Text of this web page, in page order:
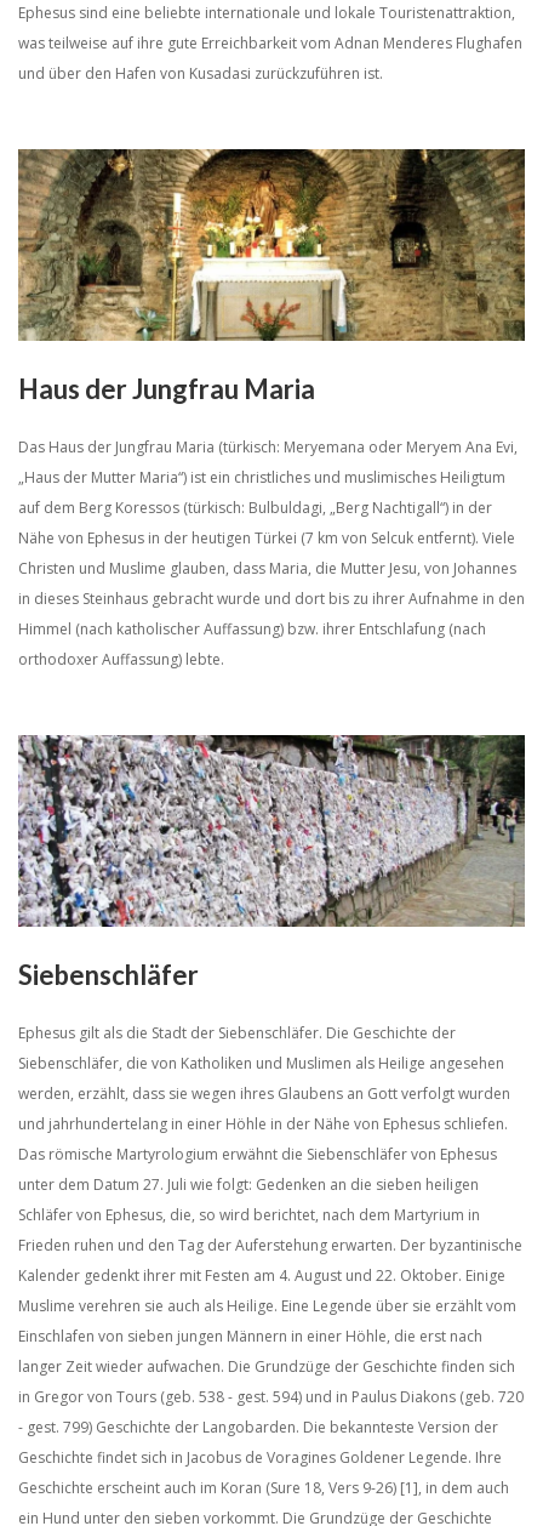
Ephesus sind eine beliebte internationale und lokale Touristenattraktion,
was teilweise auf ihre gute Erreichbarkeit vom Adnan Menderes Flughafen
und über den Hafen von Kusadasi zurückzuführen ist.
Haus der Jungfrau Maria
Das Haus der Jungfrau Maria (türkisch: Meryemana oder Meryem Ana Evi,
„Haus der Mutter Maria“) ist ein christliches und muslimisches Heiligtum
auf dem Berg Koressos (türkisch: Bulbuldagi, „Berg Nachtigall“) in der
Nähe von Ephesus in der heutigen Türkei (7 km von Selcuk entfernt). Viele
Christen und Muslime glauben, dass Maria, die Mutter Jesu, von Johannes
in dieses Steinhaus gebracht wurde und dort bis zu ihrer Aufnahme in den
Himmel (nach katholischer Auffassung) bzw. ihrer Entschlafung (nach
orthodoxer Auffassung) lebte.
Siebenschläfer
Ephesus gilt als die Stadt der Siebenschläfer. Die Geschichte der
Siebenschläfer, die von Katholiken und Muslimen als Heilige angesehen
werden, erzählt, dass sie wegen ihres Glaubens an Gott verfolgt wurden
und jahrhundertelang in einer Höhle in der Nähe von Ephesus schliefen.
Das römische Martyrologium erwähnt die Siebenschläfer von Ephesus
unter dem Datum 27. Juli wie folgt: Gedenken an die sieben heiligen
Schläfer von Ephesus, die, so wird berichtet, nach dem Martyrium in
Frieden ruhen und den Tag der Auferstehung erwarten. Der byzantinische
Kalender gedenkt ihrer mit Festen am 4. August und 22. Oktober. Einige
Muslime verehren sie auch als Heilige. Eine Legende über sie erzählt vom
Einschlafen von sieben jungen Männern in einer Höhle, die erst nach
langer Zeit wieder aufwachen. Die Grundzüge der Geschichte finden sich
in Gregor von Tours (geb. 538 - gest. 594) und in Paulus Diakons (geb. 720
- gest. 799) Geschichte der Langobarden. Die bekannteste Version der
Geschichte findet sich in Jacobus de Voragines Goldener Legende. Ihre
Geschichte erscheint auch im Koran (Sure 18, Vers 9-26) [1], in dem auch
ein Hund unter den sieben vorkommt. Die Grundzüge der Geschichte